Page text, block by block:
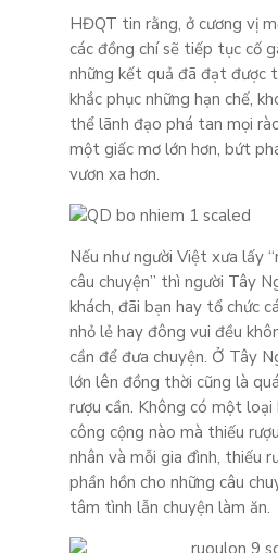
HĐQT tin rằng, ở cương vị
các đồng chí sẽ tiếp tục cố
những kết quả đã đạt được
khắc phục những hạn chế,
thể lãnh đạo phá tan mọi
một giấc mơ lớn hơn, bứt
vươn xa hơn.
Nếu như người Việt xưa lấy
câu chuyện” thì người Tây
khách, đãi bạn hay tổ chức
nhỏ lẻ hay đông vui đều
cần để đưa chuyện. Ở Tây
lớn lên đồng thời cũng là
rượu cần. Không có một loại
công cộng nào mà thiếu
nhân và mỗi gia đình, thiếu
phần hồn cho những câu
tâm tình lẫn chuyện làm ăn.